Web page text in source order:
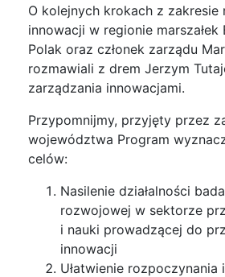
O kolejnych krokach z zakresie
innowacji w regionie marszałek
Polak oraz członek zarządu
rozmawiali z drem Jerzym
zarządzania innowacjami.
Przypomnijmy, przyjęty przez
województwa Program
celów:
Nasilenie działalności
rozwojowej w sektorze
i nauki prowadzącej do
innowacji
Ułatwienie rozpoczynania